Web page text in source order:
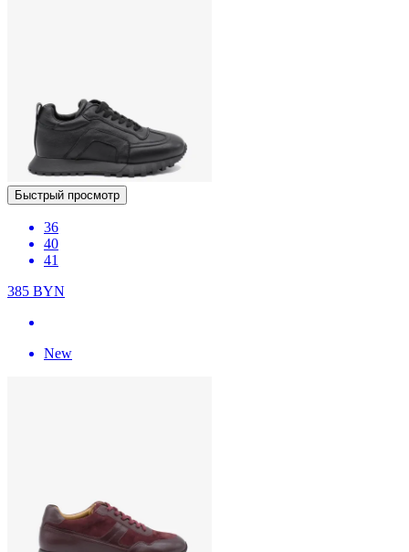
Быстрый просмотр
36
40
41
385 BYN
New